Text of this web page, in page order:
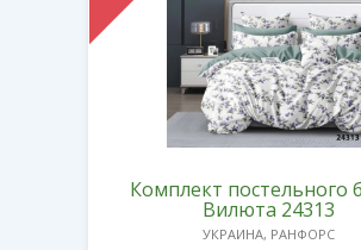
Комплект постельного
Вилюта 24313
УКРАИНА, РАНФОРС